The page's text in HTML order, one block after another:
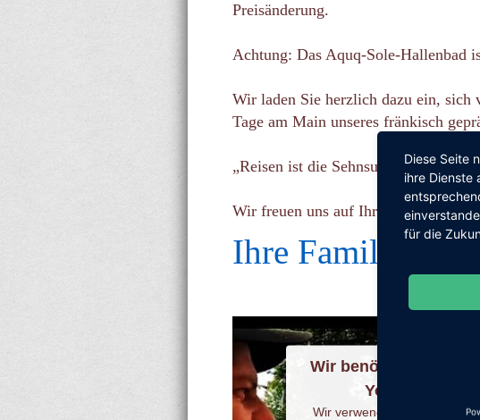
Preisänderung.
Achtung: Das Aquq-Sole-Hallenbad
Wir laden Sie herzlich dazu ein, sich
Tage am Main unseres fränkisch
„Reisen ist die Sehnsucht nach dem
Wir freuen uns auf Ihren Besuch
Ihre Familie
Wir benötigen Ihre
Youtube-
Wir verwenden einen
Diese Seite
ihre Dienste
für die